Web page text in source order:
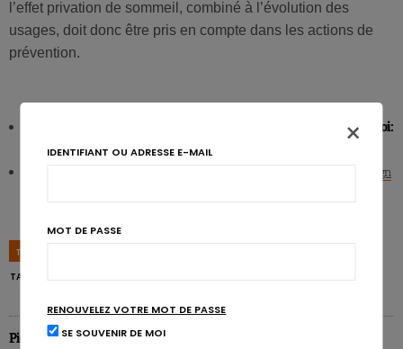
l’effet privation de sommeil, combiné à l’évolution des
usages, doit donc être pris en compte dans les actions de
prévention.
Pediatrics (In press) et Bloomberg – Pediatrics December 1, 2013 doi:
Adiposity and Different Types of Screen Time
Design
CORD) Study
TAGS
TABLETTES
Pierre Pérochon
×
IDENTIFIANT OU ADRESSE E-MAIL
MOT DE PASSE
RENOUVELEZ VOTRE MOT DE PASSE
SE SOUVENIR DE MOI